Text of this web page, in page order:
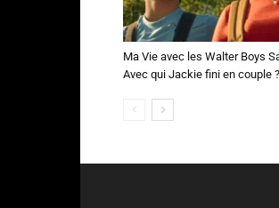
Ma Vie avec les Walter Boys
Avec qui Jackie fini en couple ?